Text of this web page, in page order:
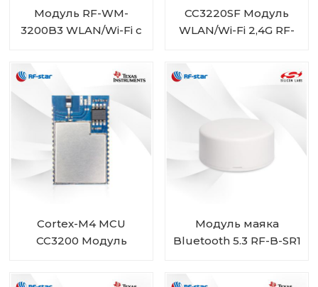
Модуль RF-WM-
3200B3 WLAN/Wi-Fi с
CC3220SF Модуль
WLAN/Wi-Fi 2,4G RF-
Cortex-M4 MCU
CC3200 Модуль
Модуль маяка
Bluetooth 5.3 RF-B-SR1